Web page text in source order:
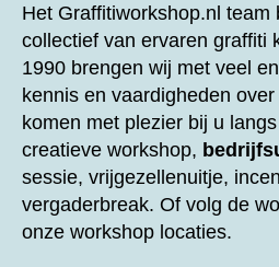
Het Graffitiworkshop.nl team
collectief van ervaren graffiti
1990 brengen wij met veel
kennis en vaardigheden
komen met plezier bij u
creatieve workshop,
sessie, vrijgezellenuitje,
vergaderbreak. Of volg de
onze workshop locaties.